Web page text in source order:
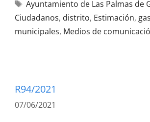
Ayuntamiento de Las Palmas de
Ciudadanos, distrito, Estimación,
municipales, Medios de
R94/2021
07/06/2021